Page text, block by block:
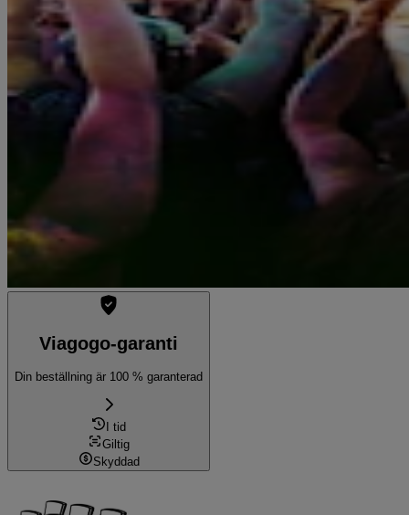
Viagogo-garanti
Din beställning är 100 % garanterad
I tid
Giltig
Skyddad